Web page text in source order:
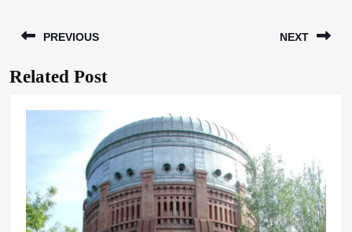
de
entradas
PREVIOUS
Entrada
NEXT
Related Post